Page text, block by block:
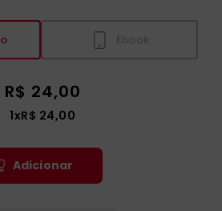
R$ 24,00
1xR$ 24,00
Adicionar